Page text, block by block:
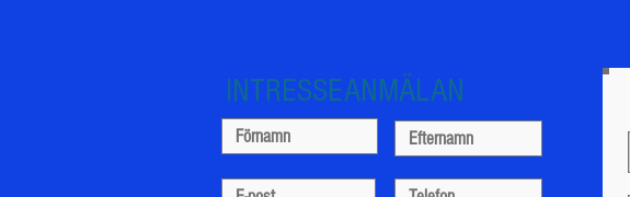
INTRESSEANMÄLAN